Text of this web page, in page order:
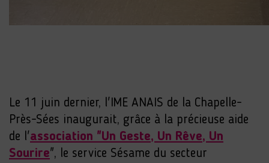
Le 11 juin dernier, l'IME ANAIS de la Chapelle-
Près-Sées inaugurait, grâce à la précieuse aide
de l'association "Un Geste, Un Rêve, Un
Sourire", le service Sésame du secteur